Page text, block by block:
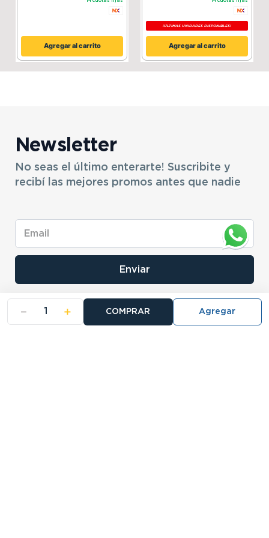
＋
－ COMPRAR
Agregar al carrito
¡ÚLTIMAS UNIDADES DISPONIBLES!
Agregar al carrito
Newsletter
No seas el último enterarte! Suscribite y
recibí las mejores promos antes que nadie
Enviar
- NOSOTROS